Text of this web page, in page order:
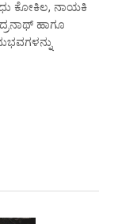
ಕೋಕಿಲ, ನಾಯಕಿ
ಹಾಗೂ